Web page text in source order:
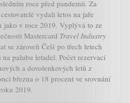
roce před pandemií. Za
vydali letos na jaře
jako v roce 2019. Vyplývá to ze
Mastercard Travel Industry
se zároveň Češi po třech letech
palubu letadel. Počet rezervací
a dovolenkových letů z
března o 18 procent ve srovnání
2019.